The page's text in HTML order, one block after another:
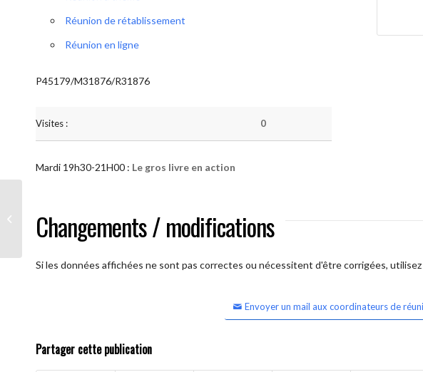
Réunion de rétablissement
Réunion en ligne
P45179/M31876/R31876
Visites : 0
Mardi 19h30-21H00 : Le gros livre en action
Changements / modifications
Si les données affichées ne sont pas correctes ou nécessitent d'être corrigées,
Envoyer un mail aux coordinateurs de
Partager cette publication
action )